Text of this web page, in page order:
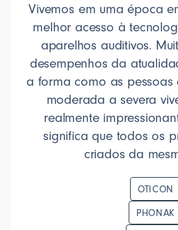
Vivemos em uma época
melhor acesso à
aparelhos auditivos.
desempenhos da
a forma como as pessoas
moderada a severa
realmente
significa que todos os
criados da
OTICON
PHONAK